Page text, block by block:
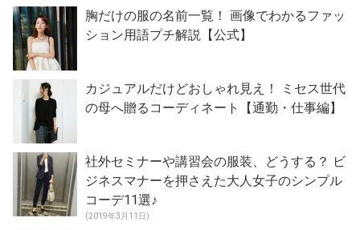
胸だけの服の名前一覧！ 画像でわかるファッ
ション用語プチ解説【公式】
カジュアルだけどおしゃれ見え！ ミセス世代
の母へ贈るコーディネート【通勤・仕事編】
社外セミナーや講習会の服装、どうする？ ビ
ジネスマナーを押さえた大人女子のシンプル
コーデ11選♪
(2019年3月11日)